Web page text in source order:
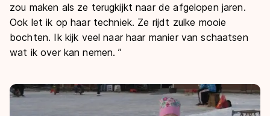
zou maken als ze terugkijkt naar de afgelopen jaren.
Ook let ik op haar techniek. Ze rijdt zulke mooie
bochten. Ik kijk veel naar haar manier van schaatsen
wat ik over kan nemen. ”